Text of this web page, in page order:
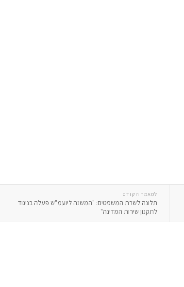
למאמר הקודם
תלונה לשרת המשפטים: "המשנה ליועמ"ש פעלה בניגוד
לתקנון שירות המדינה"